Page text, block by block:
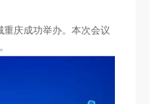
重庆成功举办。本次会议